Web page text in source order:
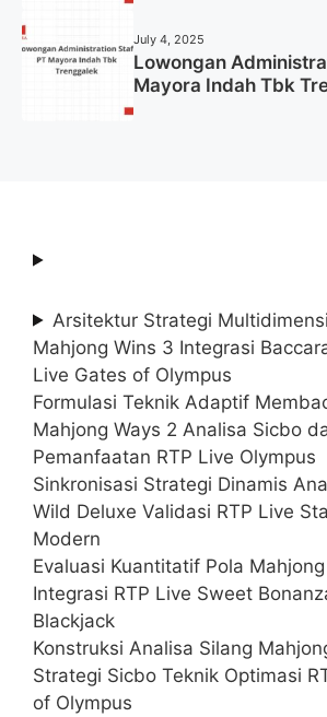
July 4, 2025
Lowongan
Mayora Indah Tbk
Arsitektur Strategi
Mahjong Wins 3 Integrasi
Live Gates of Olympus
Formulasi Teknik Adaptif
Mahjong Ways 2 Analisa Sicbo
Pemanfaatan RTP Live Olympus
Sinkronisasi Strategi Dinamis
Wild Deluxe Validasi RTP Live
Modern
Evaluasi Kuantitatif Pola
Integrasi RTP Live Sweet
Blackjack
Konstruksi Analisa Silang
Strategi Sicbo Teknik Optimasi
of Olympus